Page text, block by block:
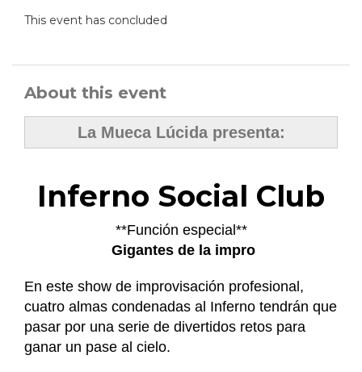
This event has concluded
About this event
La Mueca Lúcida presenta:
Inferno Social Club
**Función especial**
Gigantes de la impro
En este show de improvisación profesional,
cuatro almas condenadas al Inferno tendrán que
pasar por una serie de divertidos retos para
ganar un pase al cielo.